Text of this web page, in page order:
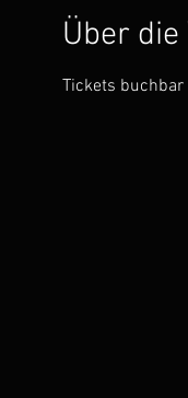
Über
Tickets